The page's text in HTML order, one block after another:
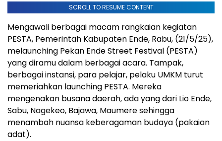
SCROLL TO RESUME CONTENT
Mengawali berbagai macam rangkaian kegiatan
PESTA, Pemerintah Kabupaten Ende, Rabu, (21/5/25),
melaunching Pekan Ende Street Festival (PESTA)
yang diramu dalam berbagai acara. Tampak,
berbagai instansi, para pelajar, pelaku UMKM turut
memeriahkan launching PESTA. Mereka
mengenakan busana daerah, ada yang dari Lio Ende,
Sabu, Nagekeo, Bajawa, Maumere sehingga
menambah nuansa keberagaman budaya (pakaian
adat).